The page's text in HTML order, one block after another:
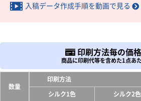
入稿データ作成手順を動画で見る
印刷方法毎の価
商品に印刷代等を含めた1点あ
数量
印刷方法
シルク1色 シルク2色